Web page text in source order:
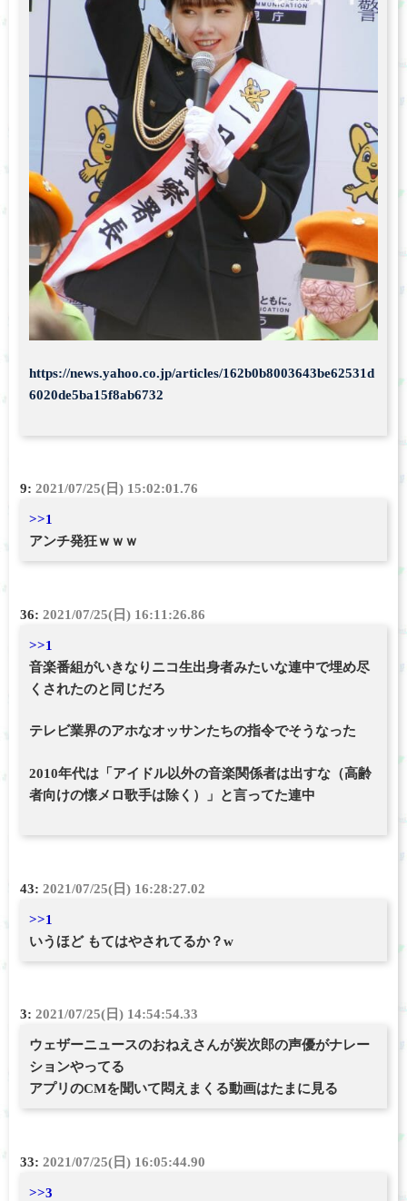
https://news.yahoo.co.jp/articles/162b0b8003643be62531d
6020de5ba15f8ab6732
9: 2021/07/25(日) 15:02:01.76
>>1
アンチ発狂ｗｗｗ
36: 2021/07/25(日) 16:11:26.86
>>1
音楽番組がいきなりニコ生出身者みたいな連中で埋め尽
くされたのと同じだろ
テレビ業界のアホなオッサンたちの指令でそうなった
2010年代は「アイドル以外の音楽関係者は出すな（高齢
者向けの懐メロ歌手は除く）」と言ってた連中
43: 2021/07/25(日) 16:28:27.02
>>1
いうほど もてはやされてるか？w
3: 2021/07/25(日) 14:54:54.33
ウェザーニュースのおねえさんが炭次郎の声優がナレー
ションやってる
アプリのCMを聞いて悶えまくる動画はたまに見る
33: 2021/07/25(日) 16:05:44.90
>>3